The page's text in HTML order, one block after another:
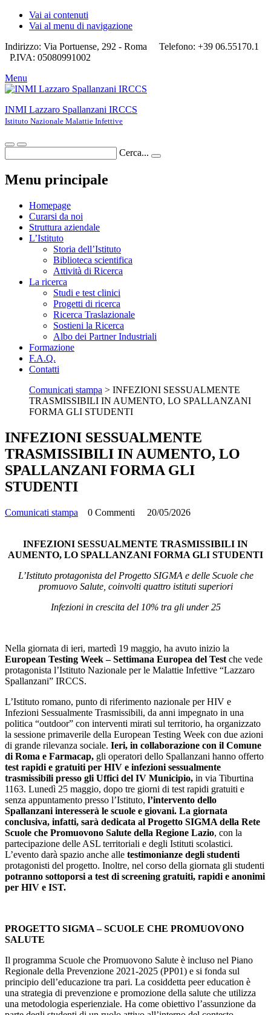
Vai ai contenuti
Vai al menu di navigazione
Indirizzo: Via Portuense, 292 - Roma Telefono: +39 06.55170.1
P.IVA: 05080991002
Menu
INMI Lazzaro Spallanzani IRCCS
Istituto Nazionale Malattie Infettive
Cerca...
Menu principale
Homepage
Curarsi da noi
Struttura aziendale
L’Istituto
Storia dell’Istituto
Biblioteca scientifica
Attività di Ricerca
La ricerca
Studi e test clinici
Progetti di ricerca
Ricerca Traslazionale
Sostieni la Ricerca
Albo dei Partner Industriali
Formazione
F.A.Q.
Contatti
Comunicati stampa > INFEZIONI SESSUALMENTE
TRASMISSIBILI IN AUMENTO, LO SPALLANZANI
FORMA GLI STUDENTI
INFEZIONI SESSUALMENTE
TRASMISSIBILI IN AUMENTO, LO
SPALLANZANI FORMA GLI
STUDENTI
Comunicati stampa 0 Commenti 20/05/2026
INFEZIONI SESSUALMENTE TRASMISSIBILI IN
AUMENTO, LO SPALLANZANI FORMA GLI STUDENTI
L’Istituto protagonista del Progetto SIGMA e delle Scuole che
promuovo Salute, coinvolti quattro istituti superiori
Infezioni in crescita del 10% tra gli under 25
Nella giornata di ieri, martedì 19 maggio, ha avuto inizio la
European Testing Week – Settimana Europea del Test che vede
protagonista l’Istituto Nazionale per le Malattie Infettive “Lazzaro
Spallanzani” IRCCS.
L’Istituto romano, punto di riferimento nazionale per HIV e
Infezioni Sessualmente Trasmissibili, da anni impegnato in una
politica “outdoor” con interventi mirati sul territorio, ha organizzato
la sessione primaverile della European Testing Week con due azioni
di grande rilevanza sociale. Ieri, in collaborazione con il Comune
di Roma e Farmacap, gli operatori dello Spallanzani hanno offerto
test rapidi e gratuiti per HIV e infezioni sessualmente
trasmissibili presso gli Uffici del IV Municipio, in via Tiburtina
1163. Lunedì 25 maggio, dopo tre giorni di test rapidi gratuiti e
senza appuntamento presso l’Istituto, l’intervento dello
Spallanzani interesserà le scuole e giovani. La giornata
conclusiva, infatti, sarà dedicata al Progetto SIGMA della Rete
Scuole che Promuovono Salute della Regione Lazio, con la
partecipazione delle ASL territoriali e degli Istituti scolastici.
L’evento darà spazio anche alle testimonianze degli studenti
protagonisti del progetto. Inoltre, nel corso della giornata gli studenti
potranno sottoporsi a test di screening gratuiti, rapidi e anonimi
per HIV e IST.
PROGETTO SIGMA – SCUOLE CHE PROMUOVONO
SALUTE
Il programma Scuole che Promuovono Salute è incluso nel Piano
Regionale della Prevenzione 2021-2025 (PP01) e si fonda sul
principio dell’educazione tra pari. La cosiddetta peer education è
una strategia di prevenzione e promozione della salute che utilizza
una metodologia esperienziale. Ha come obiettivo l’assunzione da